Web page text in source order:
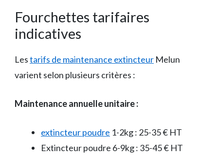
Fourchettes tarifaires
indicatives
Lestarifs de maintenance extincteur Melun
varient selon plusieurs critères :
Maintenance annuelle unitaire :
extincteur poudre 1-2kg : 25-35 € HT
Extincteur poudre 6-9kg : 35-45 € HT